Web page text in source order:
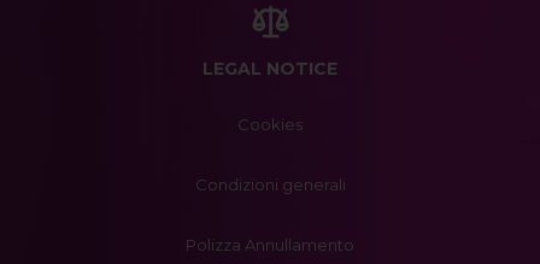
LEGAL NOTICE
Cookies
Condizioni generali
Polizza Annullamento